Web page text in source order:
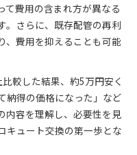
電気代の変化を解説
すランニングコストの
費シミュレーション方
者の選び方
で注目すべきポイント
て費用の含まれ方が異なる
。さらに、既存配管の再利
、費用を抑えることも可能
較した結果、約5万円安く
納得の価格になった」など
内容を理解し、必要性を見
キュート交換の第一歩とな